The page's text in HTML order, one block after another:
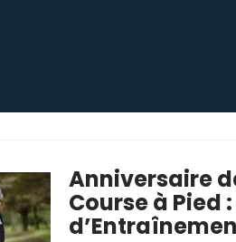
Anniversaire
Course à Pied